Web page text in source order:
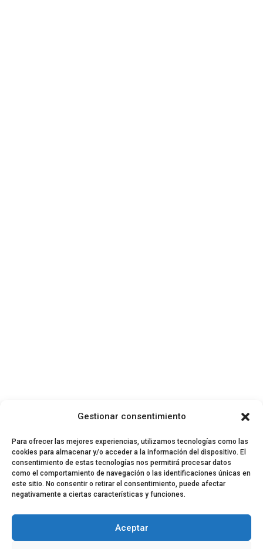
Gestionar consentimiento
Para ofrecer las mejores experiencias, utilizamos tecnologías como las
cookies para almacenar y/o acceder a la información del dispositivo. El
consentimiento de estas tecnologías nos permitirá procesar datos
como el comportamiento de navegación o las identificaciones únicas en
este sitio. No consentir o retirar el consentimiento, puede afectar
negativamente a ciertas características y funciones.
Aceptar
Equipo EPDLT Contacto